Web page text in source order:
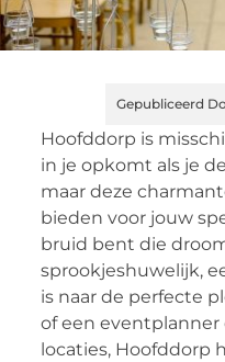
Gepubliceerd
Hoofddorp is
in je opkomt als je
maar deze
bieden voor jouw
bruid bent die
sprookjeshuwelijk,
is naar de perfecte
of een eventplanner
locaties, Hoofddorp